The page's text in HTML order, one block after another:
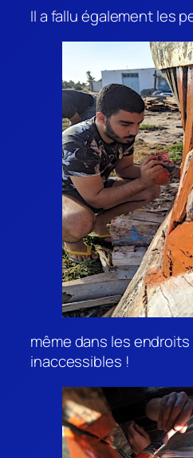
Il a fallu également les
même dans les
inaccessibles !